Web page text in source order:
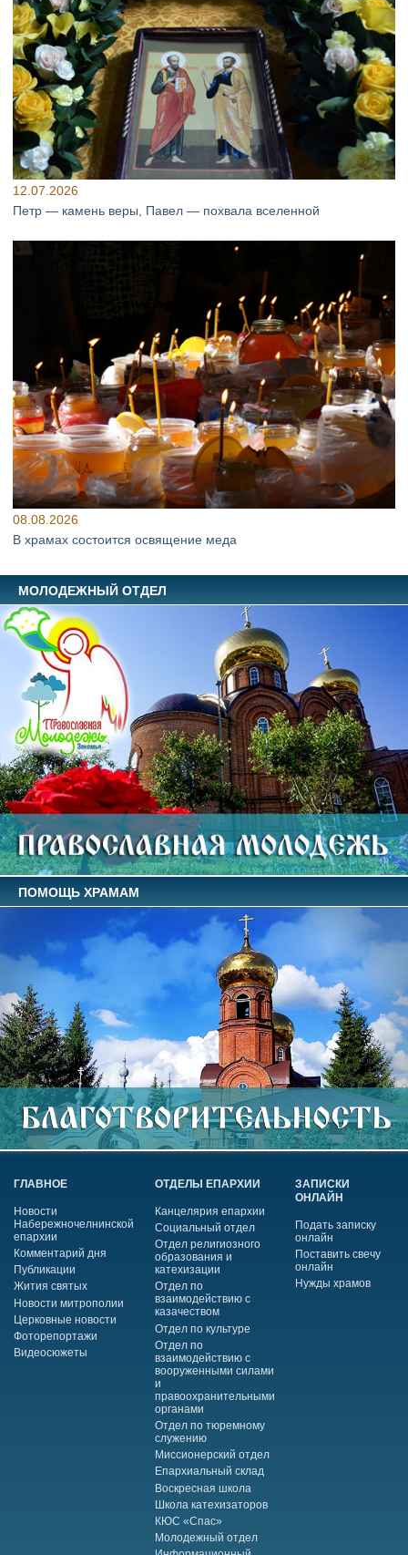
12.07.2026
Петр — камень веры, Павел — похвала вселенной
08.08.2026
В храмах состоится освящение меда
МОЛОДЕЖНЫЙ ОТДЕЛ
ПОМОЩЬ ХРАМАМ
ГЛАВНОЕ
Новости
Набережночелнинской
епархии
Комментарий дня
Публикации
Жития святых
Новости митрополии
Церковные новости
Фоторепортажи
Видеосюжеты
ОТДЕЛЫ ЕПАРХИИ
Канцелярия епархии
Социальный отдел
Отдел религиозного
образования и
катехизации
Отдел по
взаимодействию с
казачеством
Отдел по культуре
Отдел по
взаимодействию с
вооруженными силами
и
правоохранительными
органами
Отдел по тюремному
служению
Миссионерский отдел
Епархиальный склад
Воскресная школа
Школа катехизаторов
КЮС «Спас»
Молодежный отдел
ЗАПИСКИ
ОНЛАЙН
Подать записку
онлайн
Поставить свечу
онлайн
Нужды храмов